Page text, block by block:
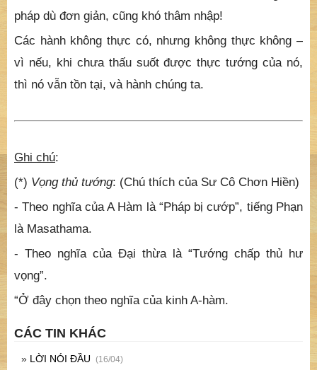
pháp dù đơn giản, cũng khó thâm nhập!
Các hành không thực có, nhưng không thực không –
vì nếu, khi chưa thấu suốt được thực tướng của nó,
thì nó vẫn tồn tại, và hành chúng ta.
Ghi chú:
(*) Vọng thủ tướng: (Chú thích của Sư Cô Chơn Hiền)
- Theo nghĩa của A Hàm là “Pháp bị cướp”, tiếng Phạn
là Masathama.
- Theo nghĩa của Đại thừa là “Tướng chấp thủ hư
vọng”.
“Ở đây chọn theo nghĩa của kinh A-hàm.
CÁC TIN KHÁC
» LỜI NÓI ĐẦU (16/04)